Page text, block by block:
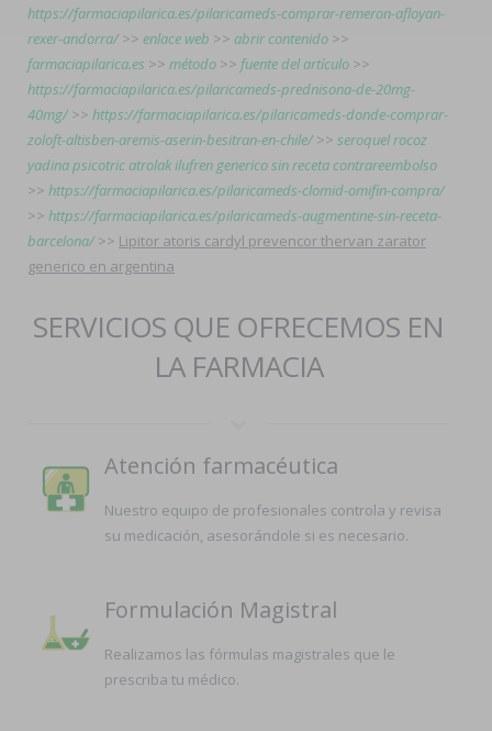
https://farmaciapilarica.es/pilaricameds-comprar-remeron-afloyan-
rexer-andorra/>> enlace web >> abrir contenido >>
farmaciapilarica.es >> método >> fuente del artículo >>
https://farmaciapilarica.es/pilaricameds-prednisona-de-20mg-
40mg/>> https://farmaciapilarica.es/pilaricameds-donde-comprar-
zoloft-altisben-aremis-aserin-besitran-en-chile/>> seroquel rocoz
yadina psicotric atrolak ilufren generico sin receta contrareembolso
>> https://farmaciapilarica.es/pilaricameds-clomid-omifin-compra/
>> https://farmaciapilarica.es/pilaricameds-augmentine-sin-receta-
barcelona/>> Lipitor atoris cardyl prevencor thervan zarator
generico en argentina
SERVICIOS QUE OFRECEMOS EN
LA FARMACIA
Atención farmacéutica
Nuestro equipo de profesionales controla y revisa
su medicación, asesorándole si es necesario.
Formulación Magistral
Realizamos las fórmulas magistrales que le
prescriba tu médico.